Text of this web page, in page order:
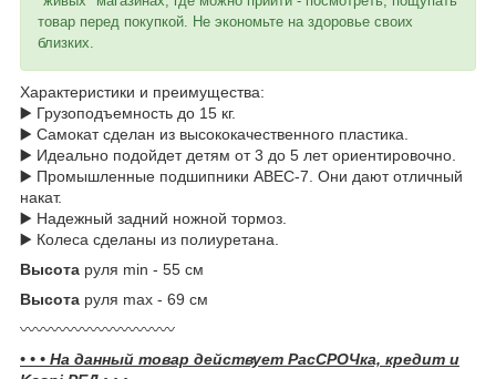
товар перед покупкой. Не экономьте на здоровье своих
близких.
Характеристики и преимущества:
▶️ Грузоподъемность до 15 кг.
▶️ Самокат сделан из высококачественного пластика.
▶️ Идеально подойдет детям от 3 до 5 лет ориентировочно.
▶️ Промышленные подшипники ABEC-7. Они дают отличный
накат.
▶️ Надежный задний ножной тормоз.
▶️ Колеса сделаны из полиуретана.
Высота руля min - 55 см
Высота руля max - 69 см
〰️〰️〰️〰️〰️〰️〰️〰️〰️〰️
• • • На данный товар действует РасСРОЧка, кредит и